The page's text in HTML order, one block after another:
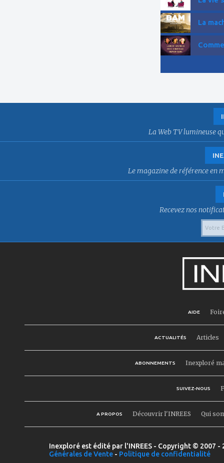
La
La Web TV lumineuse
Le magazine de référence en
Recevez nos
AIDE
ACTUALITÉS Articles
ABONNEMENTS Inexploré
SUIVEZ-NOUS
A PROPOS Découvrir l'INREES Qui
Inexploré est édité par l'INREES - Copyright © 2007
Générales de Vente - Politique de confidentialité